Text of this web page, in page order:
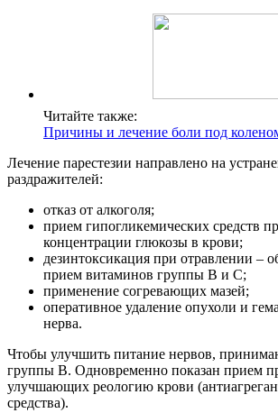
Читайте также:
Причины и лечение боли под
Лечение парестезии направлено на
раздражителей:
отказ от алкоголя;
прием гипогликемических средств
концентрации глюкозы в крови;
дезинтоксикация при отравлении –
прием витаминов группы В и С;
применение согревающих мазей;
оперативное удаление опухоли и
нерва.
Чтобы улучшить питание нервов,
группы В. Одновременно показан прием
улучшающих реологию крови
средства).